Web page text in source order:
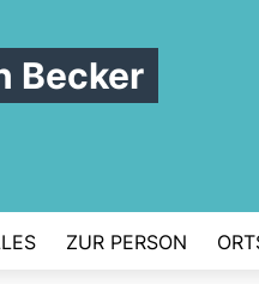
Becker
ZUR PERSON